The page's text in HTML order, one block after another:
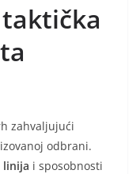
taktička
zahvaljujući
odbrani.
linija i sposobnosti